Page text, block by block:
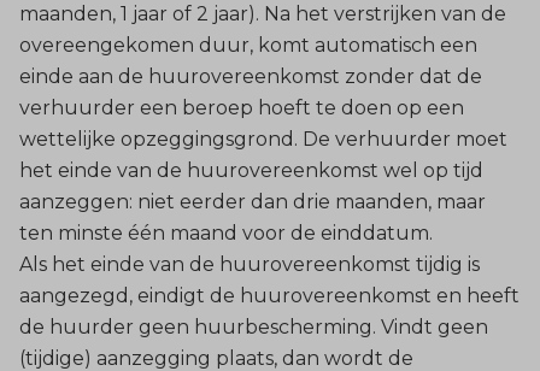
maanden, 1 jaar of 2 jaar). Na het verstrijken van de
overeengekomen duur, komt automatisch een
einde aan de huurovereenkomst zonder dat de
verhuurder een beroep hoeft te doen op een
wettelijke opzeggingsgrond. De verhuurder moet
het einde van de huurovereenkomst wel op tijd
aanzeggen: niet eerder dan drie maanden, maar
ten minste één maand voor de einddatum.
Als het einde van de huurovereenkomst tijdig is
aangezegd, eindigt de huurovereenkomst en heeft
de huurder geen huurbescherming. Vindt geen
(tijdige) aanzegging plaats, dan wordt de